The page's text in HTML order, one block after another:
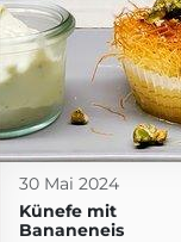
30 Mai 2024
Künefe mit
Bananeneis